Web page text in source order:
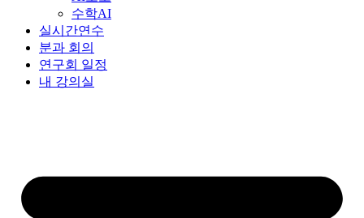
수학AI
실시간연수
분과 회의
연구회 일정
내 강의실